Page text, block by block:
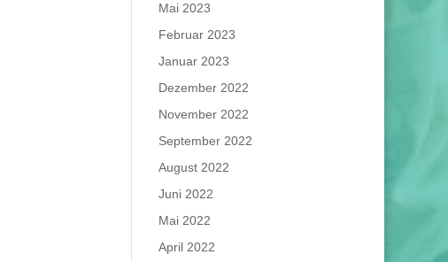
Mai 2023
Februar 2023
Januar 2023
Dezember 2022
November 2022
September 2022
August 2022
Juni 2022
Mai 2022
April 2022